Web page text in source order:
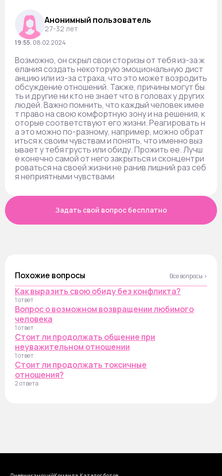
Анонимный пользователь
27-32 лет
19:55, 08.02.2024
Возможно, он скрыл свои сторизы от тебя из-за ж
елания создать некоторую эмоциональную дист
анцию или из-за страха, что это может возродить
обсуждение отношений. Также, причины могут бы
ть и другие ни кто не знает что в головах у других
людей. Важно помнить, что каждый человек имее
т право на свою комфортную зону и на решения, к
оторые соответствуют его жизни. Реагировать н
а это можно по-разному, например, можно обрат
иться к своим чувствам и понять, что именно выз
ывает у тебя грусть или обиду. Прожить ее. Лучш
е конечно самой от него закрыться и сконцентри
роваться на своей жизни не ранив лишний раз себ
я неприятными чувствами
Задать свой вопрос бесплатно
Похожие вопросы Все вопросы ›
Как выразить свою обиду без конфликта?
1 ответ
Вопрос о возможном возвращении любимого
человека
1 ответ
Стоит ли продолжать общение при
неуважительном отношении
1 ответ
Стоит ли продолжать токсичные
отношения?
2 ответа